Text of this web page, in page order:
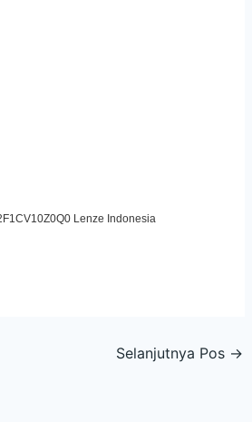
Lenze Indonesia
Selanjutnya Pos →